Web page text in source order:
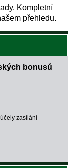
Kompletní
přehledu.
bonusů
zasílání